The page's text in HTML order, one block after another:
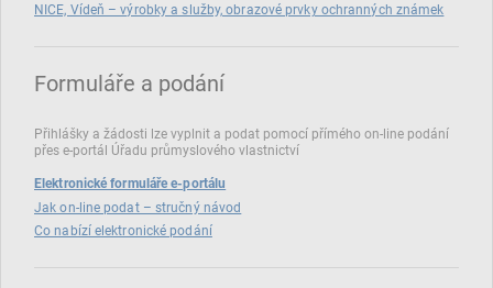
NICE, Vídeň – výrobky a služby, obrazové prvky ochranných známek
Formuláře a podání
Přihlášky a žádosti lze vyplnit a podat pomocí přímého on‑line podání
přes e‑portál Úřadu průmyslového vlastnictví
Elektronické formuláře e-portálu
Jak on-line podat – stručný návod
Co nabízí elektronické podání